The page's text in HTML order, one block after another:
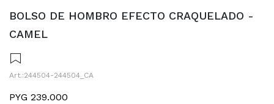
BOLSO DE HOMBRO EFECTO CRAQUELADO -
CAMEL
244504-244504_CA
PYG 239.000